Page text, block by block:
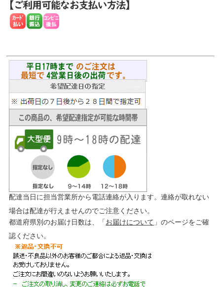
配達当日に担当営業所から電話連絡が入ります。連絡が取れない
場合は配達が行えませんのでご注意ください。
都道府県別のお届け日数は、「お届けについて 」のページをご確
認ください。